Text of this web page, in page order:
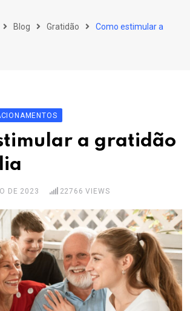
Blog Gratidão
Como estimular a
a gratidão
DE 2023 22766 VIEWS